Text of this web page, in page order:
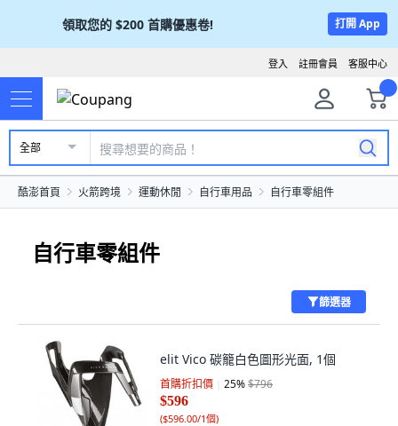
領取您的 $200 首購優惠卷! 打開 App
客服中心
註冊會員
登入
全部
酷澎首頁 火箭跨境 運動休閒 自行車用品 自行車零組件
自行車零組件
篩選器
elit Vico 碳籠白色圖形光面, 1個
首購折扣價 25%$796
$596
($596.00/1個)